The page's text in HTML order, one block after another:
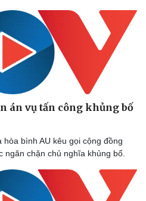
án vụ tấn công khủng bố
hòa bình AU kêu gọi cộng đồng
chặn chủ nghĩa khủng bố.